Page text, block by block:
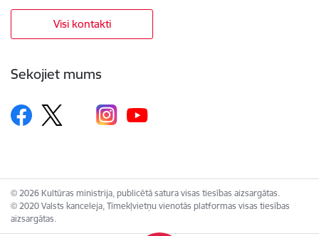
Visi kontakti
Sekojiet mums
© 2026 Kultūras ministrija, publicētā satura visas tiesības aizsargātas.
© 2020 Valsts kanceleja, Tīmekļvietņu vienotās platformas visas tiesības
aizsargātas.